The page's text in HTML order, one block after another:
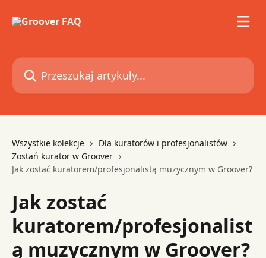
Przeszukaj artykuły...
Wszystkie kolekcje
Dla kuratorów i profesjonalistów
Zostań kurator w Groover
Jak zostać kuratorem/profesjonalistą muzycznym w Groover?
Jak zostać
kuratorem/profesjonalist
ą muzycznym w Groover?